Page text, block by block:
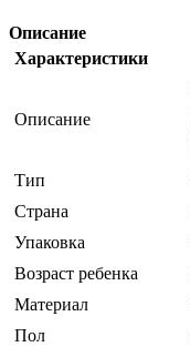
Описание
Характеристики
Описание
Тип
Страна
Упаковка
Возраст ребенка
Материал
Пол